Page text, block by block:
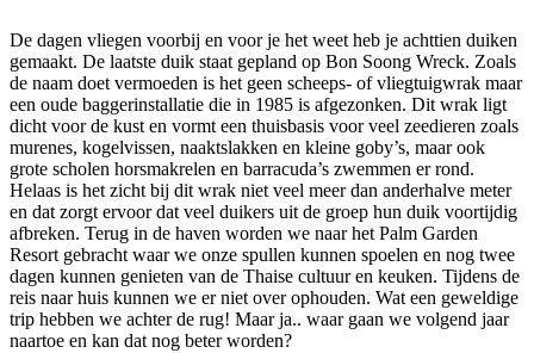
De dagen vliegen voorbij en voor je het weet heb je achttien duiken
gemaakt. De laatste duik staat gepland op Bon Soong Wreck. Zoals
de naam doet vermoeden is het geen scheeps- of vliegtuigwrak maar
een oude baggerinstallatie die in 1985 is afgezonken. Dit wrak ligt
dicht voor de kust en vormt een thuisbasis voor veel zeedieren zoals
murenes, kogelvissen, naaktslakken en kleine goby’s, maar ook
grote scholen horsmakrelen en barracuda’s zwemmen er rond.
Helaas is het zicht bij dit wrak niet veel meer dan anderhalve meter
en dat zorgt ervoor dat veel duikers uit de groep hun duik voortijdig
afbreken. Terug in de haven worden we naar het Palm Garden
Resort gebracht waar we onze spullen kunnen spoelen en nog twee
dagen kunnen genieten van de Thaise cultuur en keuken. Tijdens de
reis naar huis kunnen we er niet over ophouden. Wat een geweldige
trip hebben we achter de rug! Maar ja.. waar gaan we volgend jaar
naartoe en kan dat nog beter worden?